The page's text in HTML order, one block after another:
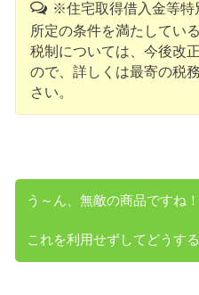
※住宅取得借入金等特
所定の条件を満たしてい
税制については、今後改
ので、詳しくは最寄の税
さい。
う～ん、無敵の商品ですね！
これを利用せずしてどうす